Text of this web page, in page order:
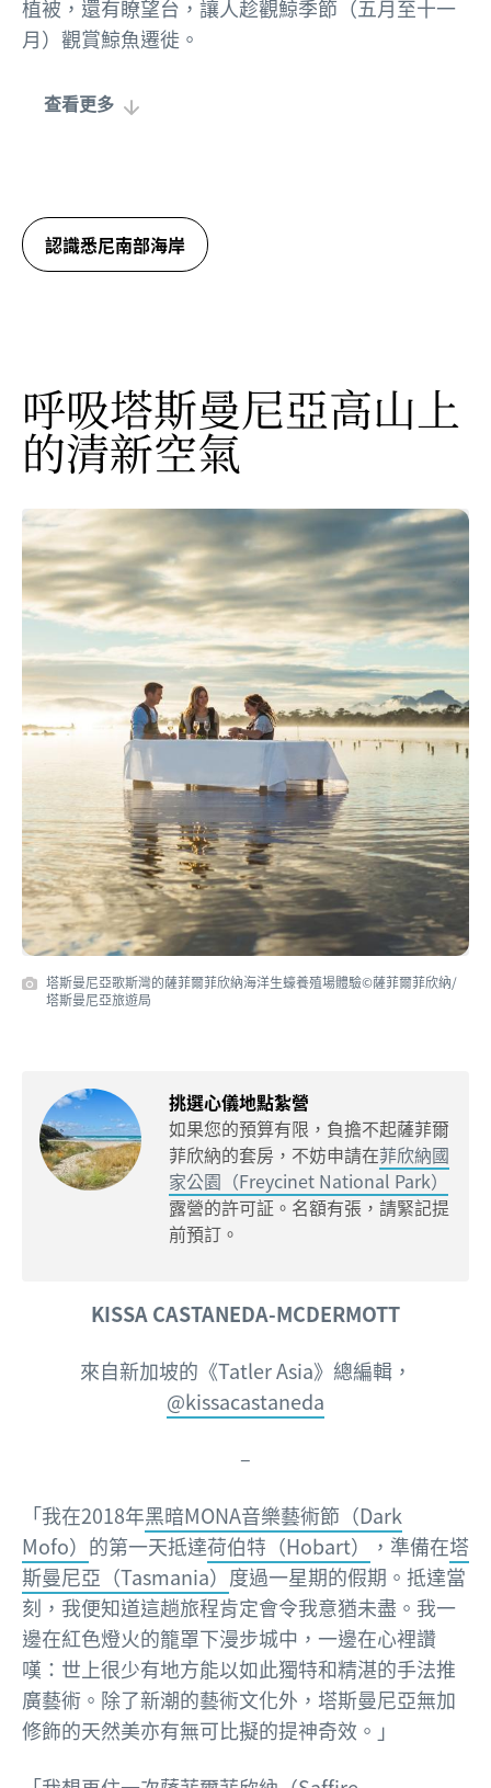
植被，還有瞭望台，讓人趁觀鯨季節（五月至十一
月）觀賞鯨魚遷徙。
查看更多
認識悉尼南部海岸
呼吸塔斯曼尼亞高山上
的清新空氣
塔斯曼尼亞歌斯灣的薩菲爾菲欣納海洋生蠔養殖場體驗©薩菲爾菲欣納/
塔斯曼尼亞旅遊局
挑選心儀地點紮營
如果您的預算有限，負擔不起薩菲爾
菲欣納的套房，不妨申請在菲欣納國
家公園（Freycinet National Park）
露營的許可証。名額有張，請緊記提
前預訂。
KISSA CASTANEDA-MCDERMOTT
來自新加坡的 《Tatler Asia》總編輯，
@kissacastaneda
–
「我在2018年黑暗MONA音樂藝術節（Dark
Mofo） 的第一天抵達荷伯特（Hobart） ，準備在塔
斯曼尼亞（Tasmania） 度過一星期的假期。抵達當
刻，我便知道這趟旅程肯定會令我意猶未盡。我一
邊在紅色燈火的籠罩下漫步城中，一邊在心裡讚
嘆：世上很少有地方能以如此獨特和精湛的手法推
廣藝術。除了新潮的藝術文化外，塔斯曼尼亞無加
修飾的天然美亦有無可比擬的提神奇效。」